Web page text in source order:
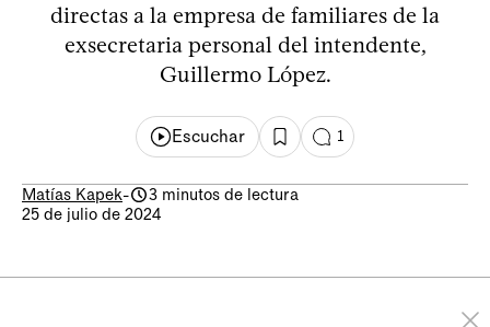
directas a la empresa de familiares de la
exsecretaria personal del intendente,
Guillermo López.
Escuchar 1
Matías Kapek-
3 minutos de lectura
25 de julio de 2024